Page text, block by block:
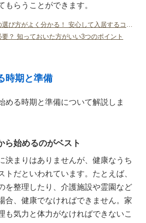
もらうことができます。
？ 知っておいた方がいい3つのポイント
時期と準備
める時期と準備について解説しま
ら始めるのがベスト
決まりはありませんが、健康なうち
トだといわれています。たとえば、
を整理したり、介護施設や霊園など
合、健康でなければできません。家
も気力と体力がなければできないこ